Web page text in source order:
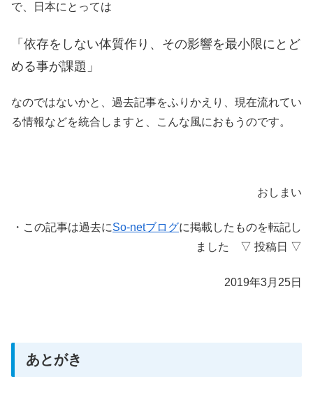
で、日本にとっては
「依存をしない体質作り、その影響を最小限にとど
める事が課題」
なのではないかと、過去記事をふりかえり、現在流れてい
る情報などを統合しますと、こんな風におもうのです。
おしまい
・この記事は過去にSo-netブログに掲載したものを転記し
ました ▽ 投稿日 ▽
2019年3月25日
あとがき